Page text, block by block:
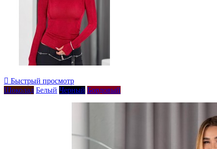
 Быстрый просмотр
Шоколад Белый Черный Бордовый